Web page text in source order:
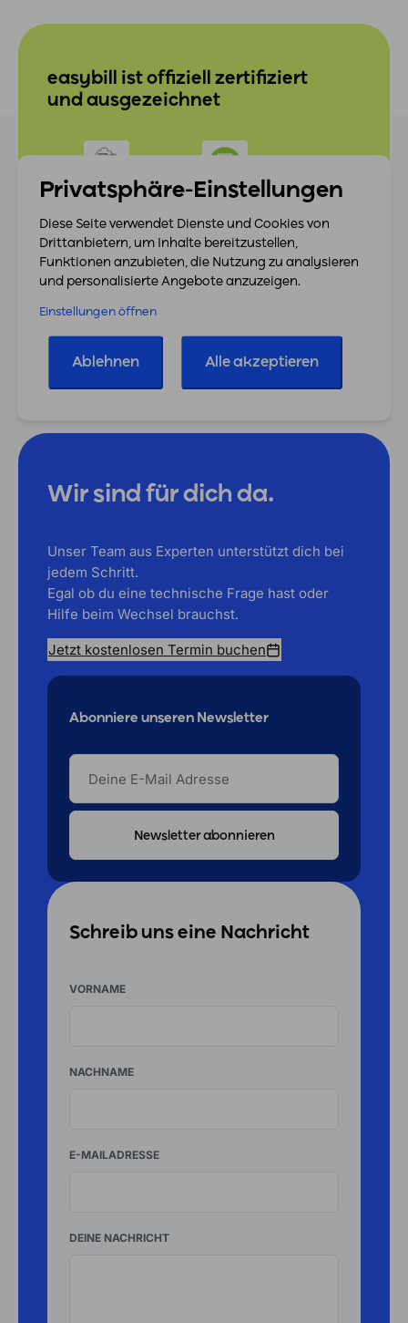
easybill ist offiziell zertifiziert
und ausgezeichnet
Wir sind für dich da.
Unser Team aus Experten unterstützt dich bei
jedem Schritt.
Egal ob du eine technische Frage hast oder
Hilfe beim Wechsel brauchst.
Jetzt kostenlosen Termin buchen
Abonniere unseren Newsletter
DEINE
MAIL
ADRESSE
Schreib uns eine Nachricht
VORNAME
NACHNAME
E-MAILADRESSE
DEINE NACHRICHT
Privatsphäre-Einstellungen
Diese Seite verwendet Dienste und Cookies von
Drittanbietern, um Inhalte bereitzustellen,
Funktionen anzubieten, die Nutzung zu analysieren
und personalisierte Angebote anzuzeigen.
Einstellungen öffnen
Ablehnen Alle akzeptieren